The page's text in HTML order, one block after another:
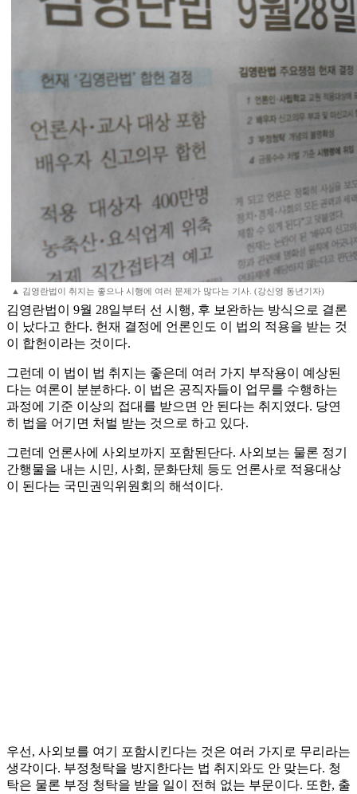
▲ 김영란법이 취지는 좋으나 시행에 여러 문제가 많다는 기사. (강신영 동년기자)
김영란법이 9월 28일부터 선 시행, 후 보완하는 방식으로 결론
이 났다고 한다. 헌재 결정에 언론인도 이 법의 적용을 받는 것
이 합헌이라는 것이다.
그런데 이 법이 법 취지는 좋은데 여러 가지 부작용이 예상된
다는 여론이 분분하다. 이 법은 공직자들이 업무를 수행하는
과정에 기준 이상의 접대를 받으면 안 된다는 취지였다. 당연
히 법을 어기면 처벌 받는 것으로 하고 있다.
그런데 언론사에 사외보까지 포함된단다. 사외보는 물론 정기
간행물을 내는 시민, 사회, 문화단체 등도 언론사로 적용대상
이 된다는 국민권익위원회의 해석이다.
우선, 사외보를 여기 포함시킨다는 것은 여러 가지로 무리라는
생각이다. 부정청탁을 방지한다는 법 취지와도 안 맞는다. 청
탁은 물론 부정 청탁을 받을 일이 전혀 없는 부문이다. 또한, 출